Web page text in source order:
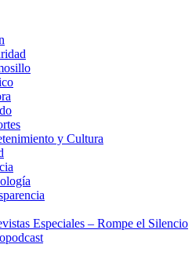
y Cultura
Especiales – Rompe el Silencio